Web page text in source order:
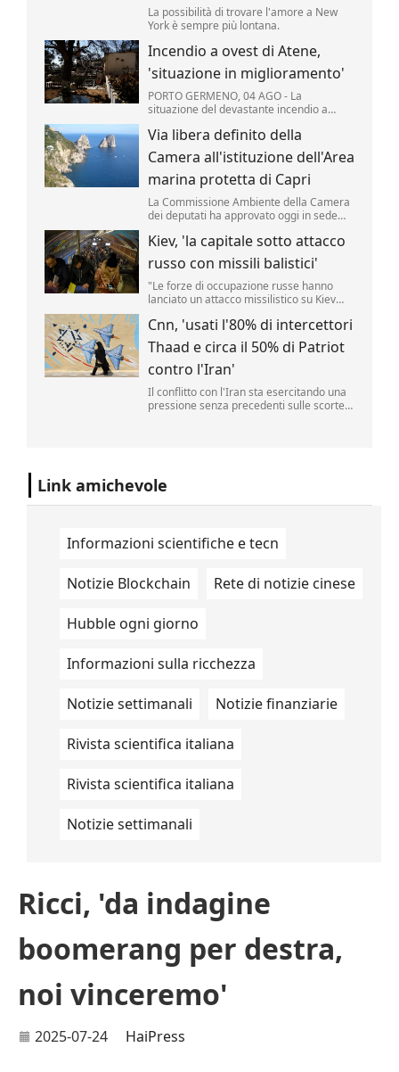
La possibilità di trovare l'amore a New
York è sempre più lontana.
Incendio a ovest di Atene,
'situazione in miglioramento'
PORTO GERMENO, 04 AGO - La
situazione del devastante incendio a
migliorata", secondo i vigili del fuoco
mobilitati per il quinto giorno consecutivo
per domare le fiamme che hanno colpito
migliaia di ettari di pinete, macchia ...
Via libera definito della
Camera all'istituzione dell'Area
marina protetta di Capri
La Commissione Ambiente della Camera
dei deputati ha approvato oggi in sede
l'istituzione di un Area marina protetta
attorno all'isola di Capri.
Kiev, 'la capitale sotto attacco
russo con missili balistici'
"Le forze di occupazione russe hanno
lanciato un attacco missilistico su Kiev
esplosioni sono state udite in città". Lo ha
reso noto l'amministrazione militare della
capitale ucraina (Kmva), citato
dall'Ukrainska Pravda.
Cnn, 'usati l'80% di intercettori
Thaad e circa il 50% di Patriot
contro l'Iran'
Il conflitto con l'Iran sta esercitando una
pressione senza precedenti sulle scorte
Link amichevole
Informazioni scientifiche e tecn
Notizie Blockchain Rete di notizie cinese
Hubble ogni giorno
Informazioni sulla ricchezza
Notizie settimanali Notizie finanziarie
Rivista scientifica italiana
Rivista scientifica italiana
Notizie settimanali
Ricci, 'da indagine
boomerang per destra,
noi vinceremo'
2025-07-24 HaiPress